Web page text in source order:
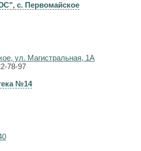
с. Первомайское
ул. Магистральная, 1А
78-97
№14